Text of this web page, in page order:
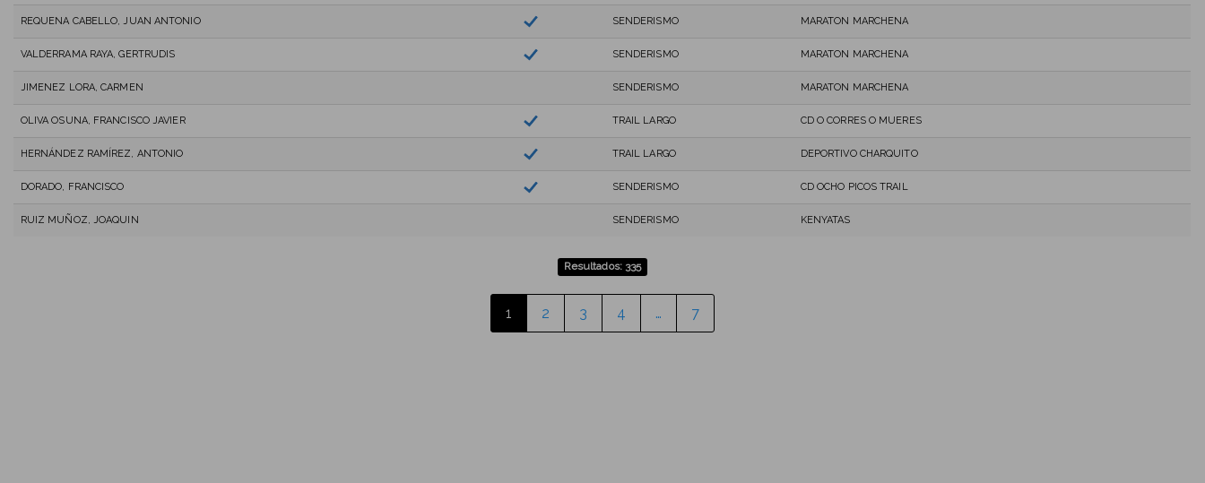
REQUENA CABELLO, JUAN ANTONIO SENDERISMO MARATON MARCHENA
VALDERRAMA RAYA, GERTRUDIS SENDERISMO MARATON MARCHENA
JIMENEZ LORA, CARMEN SENDERISMO MARATON MARCHENA
OLIVA OSUNA, FRANCISCO JAVIER TRAIL LARGO CD O CORRES O MUERES
HERNÁNDEZ RAMÍREZ, ANTONIO TRAIL LARGO DEPORTIVO CHARQUITO
DORADO, FRANCISCO SENDERISMO CD OCHO PICOS TRAIL
RUIZ MUÑOZ, JOAQUIN SENDERISMO KENYATAS
Resultados: 335
1 2 3 4 … 7